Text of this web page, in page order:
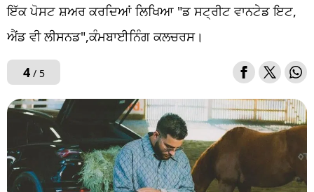
ਇੱਕ ਪੋਸਟ ਸ਼ਅਰ ਕਰਦਿਆਂ ਲਿਖਿਆ "ਡ ਸਟ੍ਰੀਟ ਵਾਨਟੇਡ ਇਟ,
ਐਂਡ ਵੀ ਲੀਸਨਡ",ਕੰਮਬਾਈਨਿੰਗ ਕਲਚਰਸ।
4/ 5